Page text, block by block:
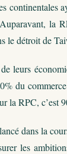
continentales
la
le détroit de
de leurs
du
la RPC, c’est
dans la
les